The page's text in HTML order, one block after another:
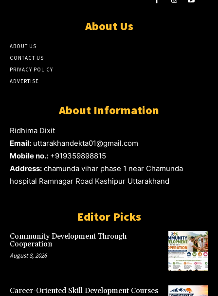
About Us
ABOUT US
CONTACT US
PRIVACY POLICY
ADVERTISE
About Information
Ridhima Dixit
Email: uttarakhandekta01@gmail.com
Mobile no.: +919359898815
Address: chamunda vihar phase 1 near Chamunda
hospital Ramnagar Road Kashipur Uttarakhand
Editor Picks
Community Development Through
Cooperation
August 8, 2026
Career-Oriented Skill Development Courses